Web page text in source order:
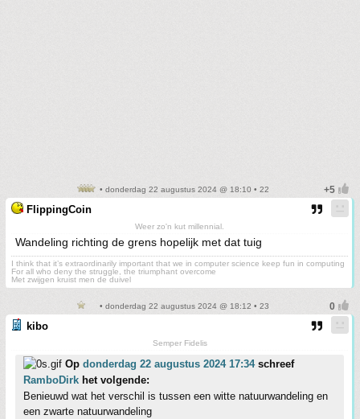
• donderdag 22 augustus 2024 @ 18:10 • 22
FlippingCoin
Weer zo'n kut millennial.
Wandeling richting de grens hopelijk met dat tuig
I think that it’s extraordinarily important that we in computer science keep fun in computing
For all who deny the struggle, the triumphant overcome
Met zwijgen kruist men de duivel
• donderdag 22 augustus 2024 @ 18:12 • 23
kibo
Semper Fidelis
Op donderdag 22 augustus 2024 17:34schreef
RamboDirk het volgende:
Benieuwd wat het verschil is tussen een witte natuurwandeling en
een zwarte natuurwandeling